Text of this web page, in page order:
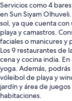
Servicios como 4
en Sun Siyam
sol, ya que cuenta
playa y camastros.
faciales o manicures y
Los 9 restaurantes de
cena y cocina india.
yoga. Además,
vóleibol de playa y
jardín y área de
habitaciones.